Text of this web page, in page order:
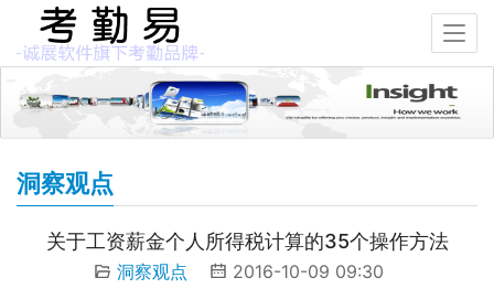
洞察观点
关于工资薪金个人所得税计算的35个操作方法
洞察观点 2016-10-09 09:30